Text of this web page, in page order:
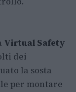
Virtual Safety
dei
la sosta
per montare